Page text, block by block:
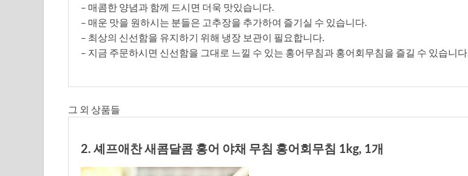
– 매콤한 양념과 함께 드시면 더욱 맛있습니다.
– 매운 맛을 원하시는 분들은 고추장을 추가하여 즐기실 수 있습니다.
– 최상의 신선함을 유지하기 위해 냉장 보관이 필요합니다.
– 지금 주문하시면 신선함을 그대로 느낄 수 있는 홍어무침과 홍어회무침을 즐길 수 있습니다.
그 외 상품들
2. 셰프애찬 새콤달콤 홍어 야채 무침 홍어회무침 1kg, 1개